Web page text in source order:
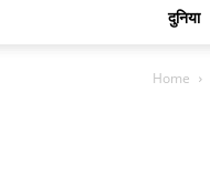
दुनिया
Home